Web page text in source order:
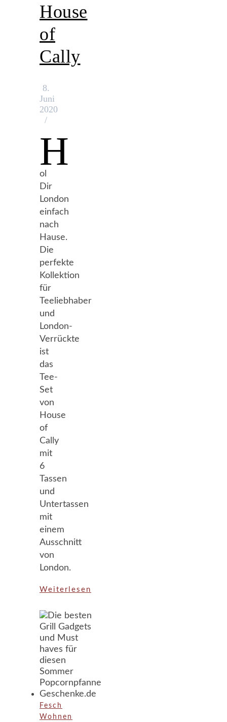
House
of
Cally
8.
Juni
2020
/
H
ol
Dir
London
einfach
nach
Hause.
Die
perfekte
Kollektion
für
Teeliebhaber
und
London-
Verrückte
ist
das
Tee-
Set
von
House
of
Cally
mit
6
Tassen
und
Untertassen
mit
einem
Ausschnitt
von
London.
Weiterlesen
Fesch
Wohnen